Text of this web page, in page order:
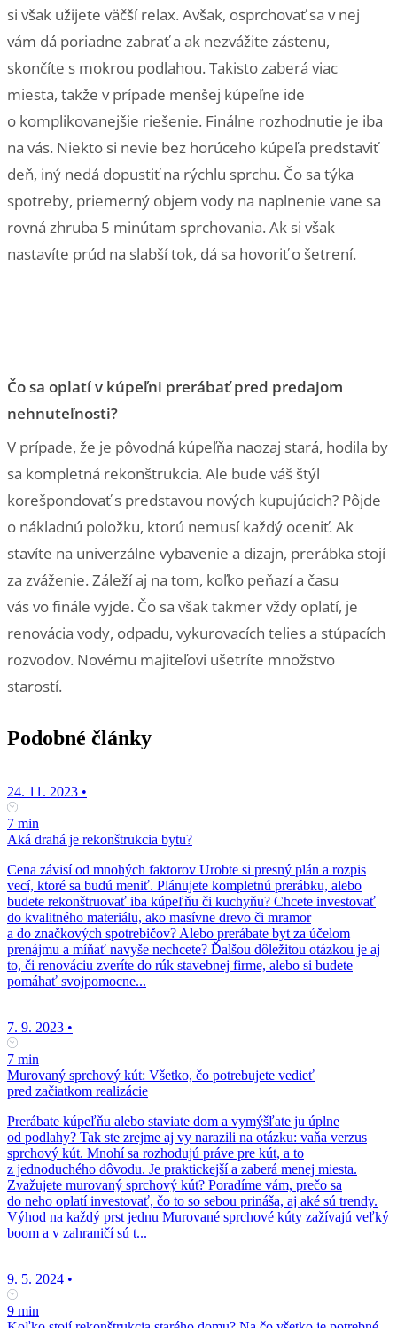
si však užijete väčší relax. Avšak, osprchovať sa v nej
vám dá poriadne zabrať a ak nezvážite zástenu,
skončíte s mokrou podlahou. Takisto zaberá viac
miesta, takže v prípade menšej kúpeľne ide
o komplikovanejšie riešenie. Finálne rozhodnutie je iba
na vás. Niekto si nevie bez horúceho kúpeľa predstaviť
deň, iný nedá dopustiť na rýchlu sprchu. Čo sa týka
spotreby, priemerný objem vody na naplnenie vane sa
rovná zhruba 5 minútam sprchovania. Ak si však
nastavíte prúd na slabší tok, dá sa hovoriť o šetrení.
Čo sa oplatí v kúpeľni prerábať pred predajom
nehnuteľnosti?
V prípade, že je pôvodná kúpeľňa naozaj stará, hodila by
sa kompletná rekonštrukcia. Ale bude váš štýl
korešpondovať s predstavou nových kupujúcich? Pôjde
o nákladnú položku, ktorú nemusí každý oceniť. Ak
stavíte na univerzálne vybavenie a dizajn, prerábka stojí
za zváženie. Záleží aj na tom, koľko peňazí a času
vás vo finále vyjde. Čo sa však takmer vždy oplatí, je
renovácia vody, odpadu, vykurovacích telies a stúpacích
rozvodov. Novému majiteľovi ušetríte množstvo
starostí.
Podobné články
24. 11. 2023 •
7 min
Aká drahá je rekonštrukcia bytu?
Cena závisí od mnohých faktorov Urobte si presný plán a rozpis
vecí, ktoré sa budú meniť. Plánujete kompletnú prerábku, alebo
budete rekonštruovať iba kúpeľňu či kuchyňu? Chcete investovať
do kvalitného materiálu, ako masívne drevo či mramor
a do značkových spotrebičov? Alebo prerábate byt za účelom
prenájmu a míňať navyše nechcete? Ďalšou dôležitou otázkou je aj
to, či renováciu zveríte do rúk stavebnej firme, alebo si budete
pomáhať svojpomocne...
7. 9. 2023 •
7 min
Murovaný sprchový kút: Všetko, čo potrebujete vedieť
pred začiatkom realizácie
Prerábate kúpeľňu alebo staviate dom a vymýšľate ju úplne
od podlahy? Tak ste zrejme aj vy narazili na otázku: vaňa verzus
sprchový kút. Mnohí sa rozhodujú práve pre kút, a to
z jednoduchého dôvodu. Je praktickejší a zaberá menej miesta.
Zvažujete murovaný sprchový kút? Poradíme vám, prečo sa
do neho oplatí investovať, čo to so sebou prináša, aj aké sú trendy.
Výhod na každý prst jednu Murované sprchové kúty zažívajú veľký
boom a v zahraničí sú t...
9. 5. 2024 •
9 min